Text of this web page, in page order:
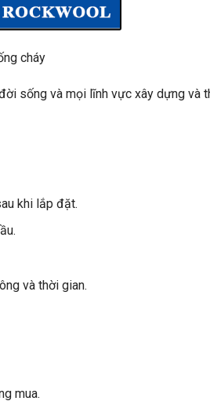
cháy
sống và mọi lĩnh vực xây dựng và
khi lắp đặt.
và thời gian.
mua.